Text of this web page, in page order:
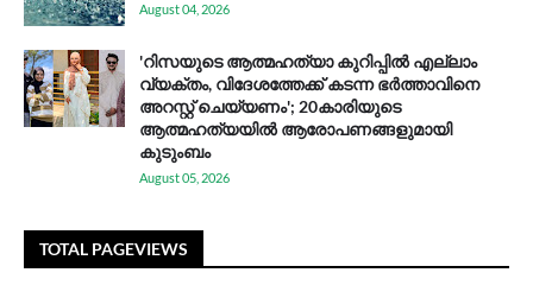
August 04, 2026
'റിസയുടെ ആത്മഹത്യാ കുറിപ്പിൽ എല്ലാം
വ്യക്തം, വിദേശത്തേക്ക് കടന്ന ഭർത്താവിനെ
അറസ്റ്റ് ചെയ്യണം'; 20കാരിയുടെ
ആത്മഹത്യയിൽ ആരോപണങ്ങളുമായി
കുടുംബം
August 05, 2026
TOTAL PAGEVIEWS